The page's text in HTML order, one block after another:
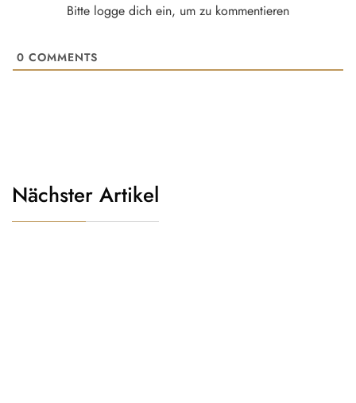
Bitte logge dich ein, um zu kommentieren
0 COMMENTS
Nächster Artikel